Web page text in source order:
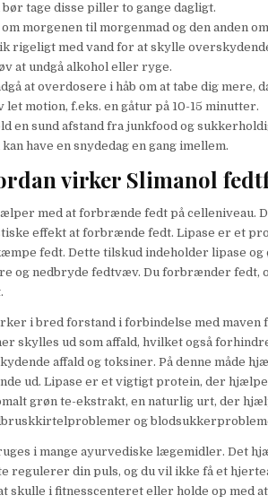
bør tage disse piller to gange dagligt.
om morgenen til morgenmad og den anden
rigeligt med vand for at skylle
at undgå alkohol eller ryge.
at overdosere i håb om at tabe dig mere,
let motion, f.eks. en gåtur på 10-15 minutter.
en sund afstand fra junkfood og
kan have en snydedag en gang imellem.
virker Slimanol
med at forbrænde fedt på celleniveau.
effekt at forbrænde fedt. Lipase er et
fedt. Dette tilskud indeholder lipase
og nedbryde fedtvæv. Du forbrænder fedt,
i bred forstand i forbindelse med
skylles ud som affald, hvilket også
affald og toksiner. På denne måde
ud. Lipase er et vigtigt protein, der
grøn te-ekstrakt, en naturlig urt, der
og
i mange ayurvediske lægemidler. Det
regulerer din puls, og du vil ikke få et
skulle i fitnesscenteret eller holde op med